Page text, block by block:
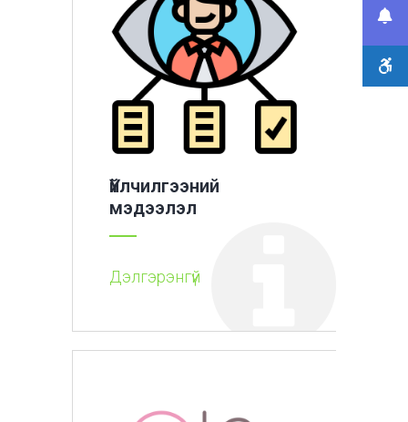
Үйлчилгээний
мэдээлэл
Дэлгэрэнгүй